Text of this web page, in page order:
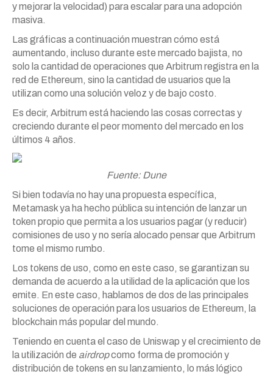
y mejorar la velocidad) para escalar para una adopción
masiva.
Las gráficas a continuación muestran cómo está
aumentando, incluso durante este mercado bajista, no
solo la cantidad de operaciones que Arbitrum registra en la
red de Ethereum, sino la cantidad de usuarios que la
utilizan como una solución veloz y de bajo costo.
Es decir, Arbitrum está haciendo las cosas correctas y
creciendo durante el peor momento del mercado en los
últimos 4 años.
Fuente: Dune
Si bien todavía no hay una propuesta específica,
Metamask ya ha hecho pública su intención de lanzar un
token propio que permita a los usuarios pagar (y reducir)
comisiones de uso y no sería alocado pensar que Arbitrum
tome el mismo rumbo.
Los tokens de uso, como en este caso, se garantizan su
demanda de acuerdo a la utilidad de la aplicación que los
emite. En este caso, hablamos de dos de las principales
soluciones de operación para los usuarios de Ethereum, la
blockchain más popular del mundo.
Teniendo en cuenta el caso de Uniswap y el crecimiento de
la utilización de airdropcomo forma de promoción y
distribución de tokens en su lanzamiento, lo más lógico